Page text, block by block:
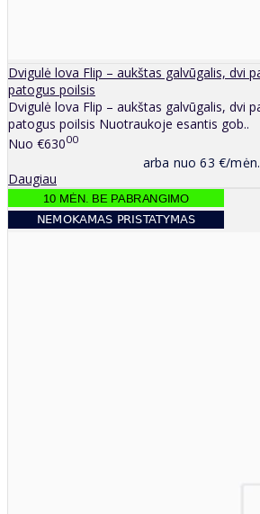
Dvigulė lova Flip – aukštas galvūgalis, dvi
patogus poilsis
Dvigulė lova Flip – aukštas galvūgalis, dvi
patogus poilsis Nuotraukoje esantis gob..
Nuo €63000
arba nuo 63 €/mėn.
Daugiau